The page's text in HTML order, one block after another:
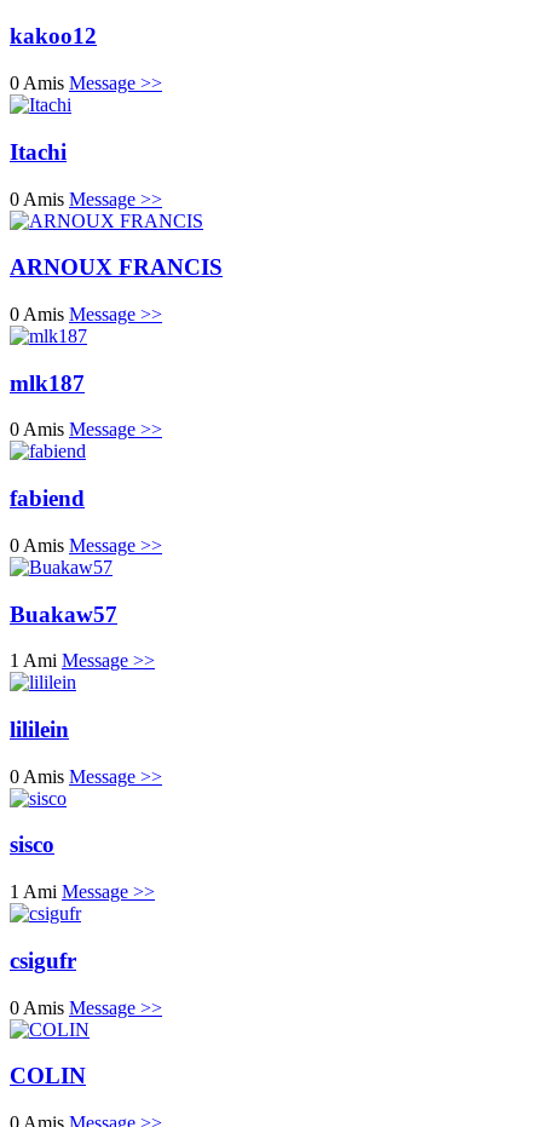
kakoo12
0 Amis Message >>
Itachi
0 Amis Message >>
ARNOUX FRANCIS
0 Amis Message >>
mlk187
0 Amis Message >>
fabiend
0 Amis Message >>
Buakaw57
1 Ami Message >>
lililein
0 Amis Message >>
sisco
1 Ami Message >>
csigufr
0 Amis Message >>
COLIN
0 Amis Message >>